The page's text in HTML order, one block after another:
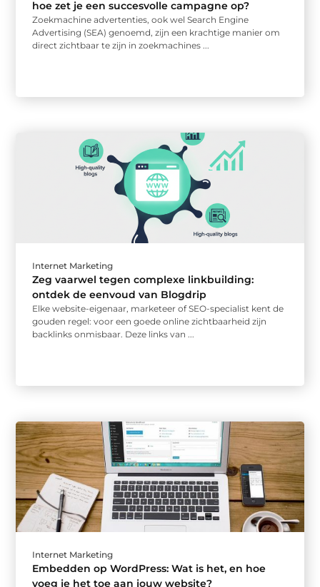
hoe zet je een succesvolle campagne op?
Zoekmachine advertenties, ook wel Search Engine
Advertising (SEA) genoemd, zijn een krachtige manier om
direct zichtbaar te zijn in zoekmachines ...
Internet Marketing
Zeg vaarwel tegen complexe linkbuilding:
ontdek de eenvoud van Blogdrip
Elke website-eigenaar, marketeer of SEO-specialist kent de
gouden regel: voor een goede online zichtbaarheid zijn
backlinks onmisbaar. Deze links van ...
Internet Marketing
Embedden op WordPress: Wat is het, en hoe
voeg je het toe aan jouw website?